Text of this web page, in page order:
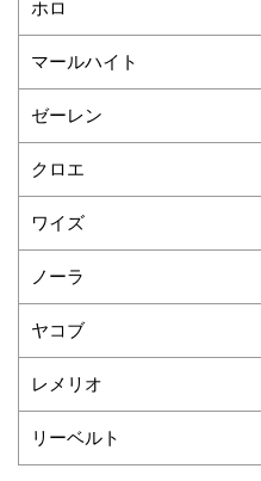
ホロ
マールハイト
ゼーレン
クロエ
ワイズ
ノーラ
ヤコブ
レメリオ
リーベルト